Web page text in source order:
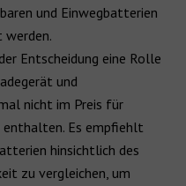
und Einwegbatterien
Entscheidung eine Rolle
und
nicht im Preis für
Es empfiehlt
hinsichtlich des
zu vergleichen, um